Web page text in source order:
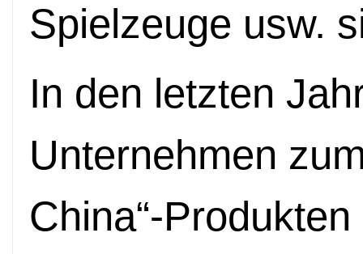
Spielzeuge usw.
In den letzten
Unternehmen
China“-